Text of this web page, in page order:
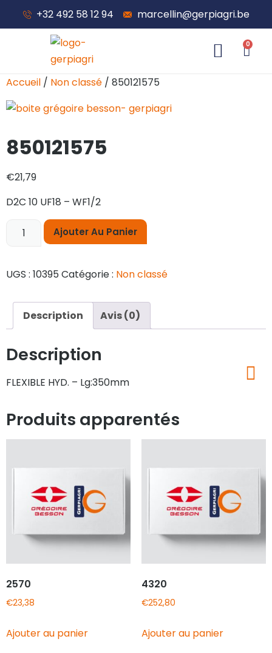
+32 492 58 12 94 marcellin@gerpiagri.be
0
Accueil / Non classé / 850121575
850121575
€21,79
D2C 10 UF18 – WF1/2
Ajouter Au Panier
UGS : 10395 Catégorie : Non classé
Description Avis (0)
Description
FLEXIBLE HYD. – Lg:350mm
Produits apparentés
2570
€23,38
Ajouter au panier
4320
€252,80
Ajouter au panier